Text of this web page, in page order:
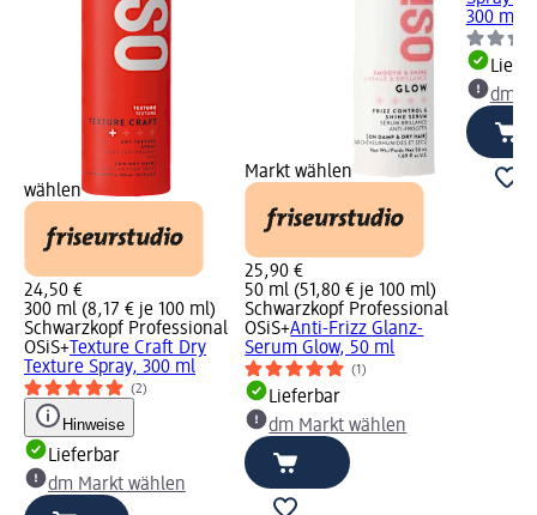
wählen
24,50 €
300 ml (8,17 € je 100 ml)
Schwarzkopf Professional
OSiS+ Texture Craft Dry
Texture Spray, 300 ml
(2)
Hinweise
Lieferbar
dm Markt wählen
Markt wählen
25,90 €
50 ml (51,80 € je 100 ml)
Schwarzkopf Professional
OSiS+Anti-Frizz Glanz-
Serum Glow, 50 ml
(1)
Lieferbar
dm Markt wählen
300 ml
dm